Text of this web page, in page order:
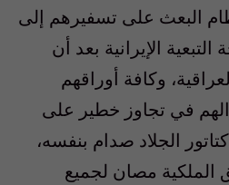
البعث على تسفيرهم إلى
الإيرانية بعد أن
وكافة أوراقهم
في تجاوز خطير على
الجلاد صدام بنفسه،
مصان لجميع